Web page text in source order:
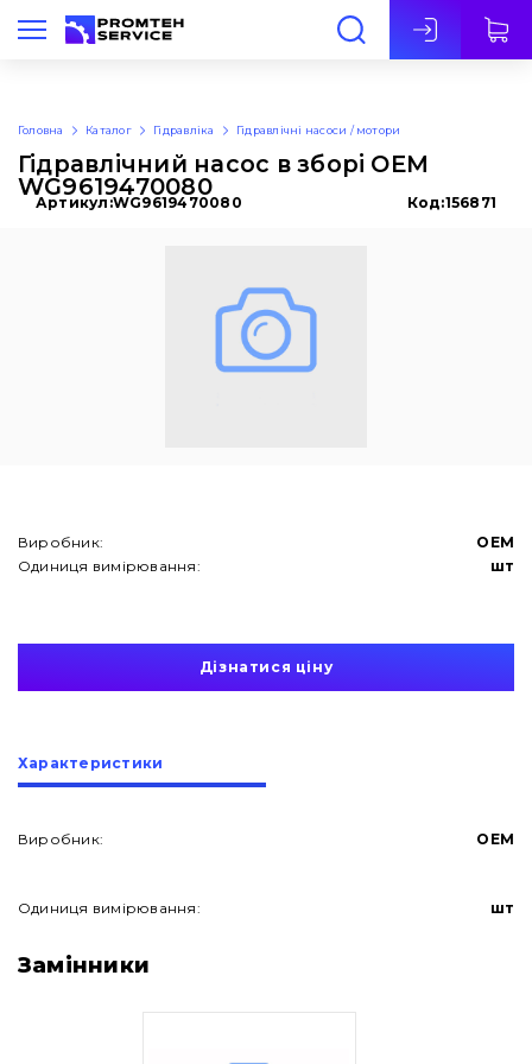
Укр
Про нас
Головна Каталог Гідравліка Гідравлічні насоси / мотори
Гідравлічний насос в зборі OEM
WG9619470080
Артикул:WG9619470080 Код:156871
Виробник:
OEM
Одиниця вимірювання:
шт
Дізнатися ціну
Характеристики
Виробник: OEM
Одиниця вимірювання: шт
Замінники